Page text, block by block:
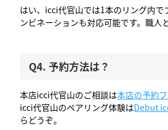
はい、icci代官山では1本のリング内で
ンビネーションも対応可能です。職人
Q4. 予約方法は？
本店icci代官山のご相談は本店の予約
icci代官山のペアリング体験はDebut
らどうぞ。